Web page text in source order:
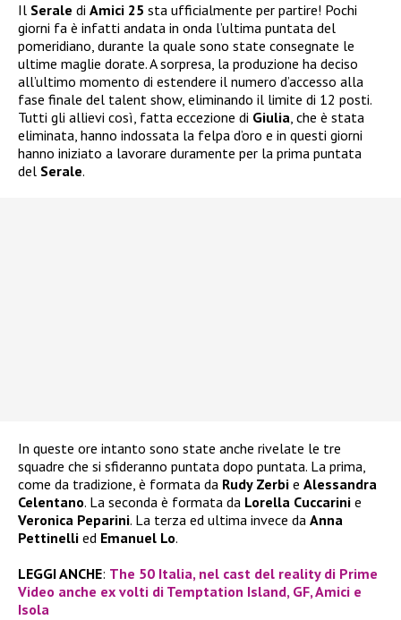
Il Serale di Amici 25 sta ufficialmente per partire! Pochi
giorni fa è infatti andata in onda l’ultima puntata del
pomeridiano, durante la quale sono state consegnate le
ultime maglie dorate. A sorpresa, la produzione ha deciso
all’ultimo momento di estendere il numero d’accesso alla
fase finale del talent show, eliminando il limite di 12 posti.
Tutti gli allievi così, fatta eccezione di Giulia, che è stata
eliminata, hanno indossata la felpa d’oro e in questi giorni
hanno iniziato a lavorare duramente per la prima puntata
del Serale.
In queste ore intanto sono state anche rivelate le tre
squadre che si sfideranno puntata dopo puntata. La prima,
come da tradizione, è formata da Rudy Zerbi e Alessandra
Celentano. La seconda è formata da Lorella Cuccarini e
Veronica Peparini. La terza ed ultima invece da Anna
Pettinelli ed Emanuel Lo.
LEGGI ANCHE: The 50 Italia, nel cast del reality di Prime
Video anche ex volti di Temptation Island, GF, Amici e
Isola